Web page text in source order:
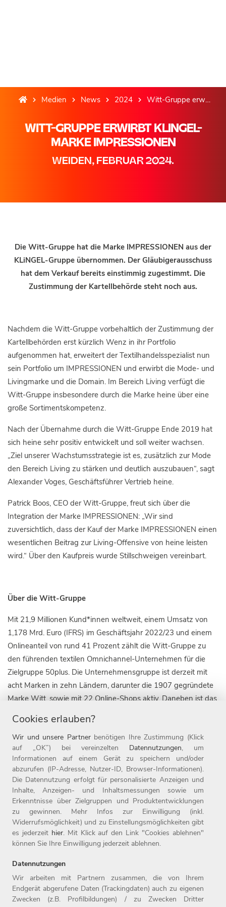
Medien News 2024 Witt-Gruppe erwirbt KLiNGEL-Marke IMPRESSIONEN
WITT-GRUPPE ERWIRBT KLINGEL-
MARKE IMPRESSIONEN
WEIDEN, FEBRUAR 2024.
Die Witt-Gruppe hat die Marke IMPRESSIONEN aus der
KLiNGEL-Gruppe übernommen. Der Gläubigerausschuss
hat dem Verkauf bereits einstimmig zugestimmt. Die
Zustimmung der Kartellbehörde steht noch aus.
Nachdem die Witt-Gruppe vorbehaltlich der Zustimmung der
Kartellbehörden erst kürzlich Wenz in ihr Portfolio
aufgenommen hat, erweitert der Textilhandelsspezialist nun
sein Portfolio um IMPRESSIONEN und erwirbt die Mode- und
Livingmarke und die Domain. Im Bereich Living verfügt die
Witt-Gruppe insbesondere durch die Marke heine über eine
große Sortimentskompetenz.
Nach der Übernahme durch die Witt-Gruppe Ende 2019 hat
sich heine sehr positiv entwickelt und soll weiter wachsen.
„Ziel unserer Wachstumsstrategie ist es, zusätzlich zur Mode
den Bereich Living zu stärken und deutlich auszubauen“, sagt
Alexander Voges, Geschäftsführer Vertrieb heine.
Patrick Boos, CEO der Witt-Gruppe, freut sich über die
Integration der Marke IMPRESSIONEN: „Wir sind
zuversichtlich, dass der Kauf der Marke IMPRESSIONEN einen
wesentlichen Beitrag zur Living-Offensive von heine leisten
wird.“ Über den Kaufpreis wurde Stillschweigen vereinbart.
Über die Witt-Gruppe
Mit 21,9 Millionen Kund*innen weltweit, einem Umsatz von
1,178 Mrd. Euro (IFRS) im Geschäftsjahr 2022/23 und einem
Onlineanteil von rund 41 Prozent zählt die Witt-Gruppe zu
den führenden textilen Omnichannel-Unternehmen für die
Zielgruppe 50plus. Die Unternehmensgruppe ist derzeit mit
acht Marken in zehn Ländern, darunter die 1907 gegründete
Marke Witt, sowie mit 22 Online-Shops aktiv. Daneben ist das
stationären Handel vertreten. Seit Ende 2019 gehört die
Marke heine zur Witt-Gruppe.
Die Witt-Gruppe ist mit rund 3.700 Mitarbeitenden nicht nur
einer der größten Arbeitgeber der Oberpfalz, sondern auch
einer der beliebtesten Deutschlands: 2023 wurde das
Unternehmen zum elften Mal in Folge als Top-Arbeitgeber
ausgezeichnet. Seit 1987 ist das Unternehmen mit Sitz in
Weiden Teil der Otto Group. Weitere Informationen finden Sie
unter www.witt-gruppe.eu.
Home Jobs Kontakt
Cookies erlauben?
Wir und unsere Partnerbenötigen Ihre Zustimmung (Klick
auf „OK”) bei vereinzelten Datennutzungen, um
Informationen auf einem Gerät zu speichern und/oder
abzurufen (IP-Adresse, Nutzer-ID, Browser-Informationen).
Die Datennutzung erfolgt für personalisierte Anzeigen und
Inhalte, Anzeigen- und Inhaltsmessungen sowie um
Erkenntnisse über Zielgruppen und Produktentwicklungen
zu gewinnen. Mehr Infos zur Einwilligung (inkl.
Widerrufsmöglichkeit) und zu Einstellungsmöglichkeiten gibt
es jederzeit hier. Mit Klick auf den Link "Cookies ablehnen"
können Sie Ihre Einwilligung jederzeit ablehnen.
Datennutzungen
Wir arbeiten mit Partnern zusammen, die von Ihrem
Endgerät abgerufene Daten (Trackingdaten) auch zu eigenen
Zwecken (z.B. Profilbildungen) / zu Zwecken Dritter